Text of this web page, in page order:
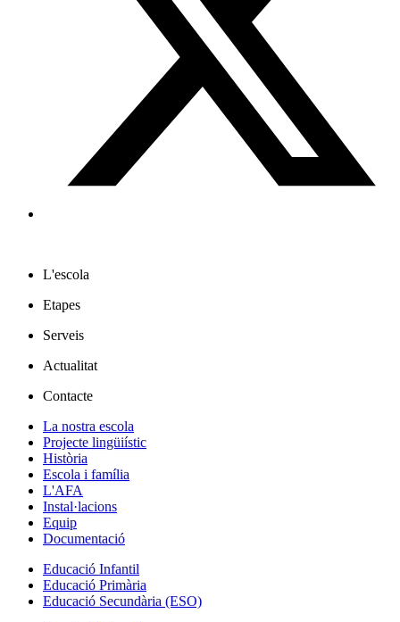
L'escola
Etapes
Serveis
Actualitat
Contacte
La nostra escola
Projecte lingüiístic
Història
Escola i família
L'AFA
Instal·lacions
Equip
Documentació
Educació Infantil
Educació Primària
Educació Secundària (ESO)